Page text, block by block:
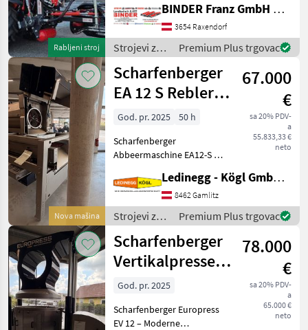
Rabljeni stroj
serienmäßiger Ausführung
✔️ Heckanbau - einseitig ✔️
Hohe
Arbeitsgeschwindigkeit bis
zu 5, 5
BINDER Franz GmbH & CoKG
3654 Raxendorf
Strojevi za
vinogradarstvo
/ Sonstige
Premium Plus trgovac
Nova mašina
Scharfenberger
EA 12 S Rebler +
Rollensortierer
67.000
€
sa 20% PDV-
a
55.833,33 €
neto
God. pr. 2025
50 h
Scharfenberger
Abbeermaschine EA12-S mit
Quetschwalze – Präzision
und Flexibilität für die
Traubenverarbeitung -
Vorführmaschine
Beschreibung:
Ledinegg - Kögl GmbH - Obst- und Weinbautechnik
8462 Gamlitz
Strojevi za
vinogradarstvo
/
Scharfenberger
Premium Plus trgovac
Scharfenberger
Vertikalpresse
EV 12
78.000
€
sa 20% PDV-
a
65.000 €
neto
God. pr. 2025
Scharfenberger Europress
EV 12 – Moderne